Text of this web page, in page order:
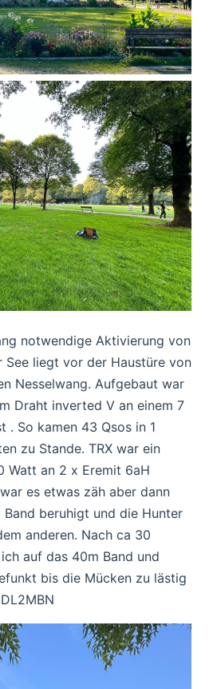
notwendige Aktivierung von
See liegt vor der Haustüre von
Nesselwang. Aufgebaut war
Draht inverted V an einem 7
. So kamen 43 Qsos in 1
zu Stande. TRX war ein
Watt an 2 x Eremit 6aH
es etwas zäh aber dann
beruhigt und die Hunter
anderen. Nach ca 30
auf das 40m Band und
bis die Mücken zu lästig